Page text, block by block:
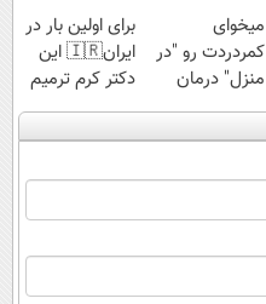
میخوای
کمردردت رو "در
منزل" درمان
کنی؟ (◂فیلم +
◂پرسش‌نامه)
برای اولین بار در
ایران🇮🇷 این
دکتر کرم ترمیم
کننده 23 روزه
ساخت!